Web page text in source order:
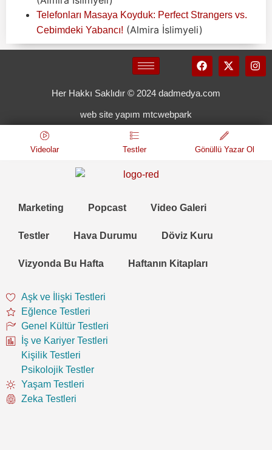
Telefonları Masaya Koyduk: Perfect Strangers vs.
Cebimdeki Yabancı! (Almira İslimyeli)
Her Hakkı Saklıdır © 2024 dadmedya.com
web site yapım mtcwebpark
Videolar Testler Gönüllü Yazar Ol
Marketing Popcast Video Galeri
Testler Hava Durumu Döviz Kuru
Vizyonda Bu Hafta Haftanın Kitapları
Aşk ve İlişki Testleri
Eğlence Testleri
Genel Kültür Testleri
İş ve Kariyer Testleri
Kişilik Testleri
Psikolojik Testler
Yaşam Testleri
Zeka Testleri